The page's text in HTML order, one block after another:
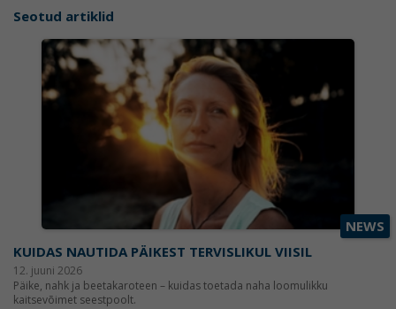
Seotud artiklid
NEWS
KUIDAS NAUTIDA PÄIKEST TERVISLIKUL VIISIL
12. juuni 2026
Päike, nahk ja beetakaroteen – kuidas toetada naha loomulikku
kaitsevõimet seestpoolt.